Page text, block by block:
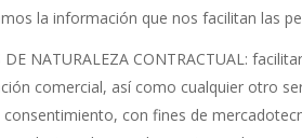
la información que nos facilitan las
DE NATURALEZA CONTRACTUAL:
comercial, así como cualquier otro
consentimiento, con fines de